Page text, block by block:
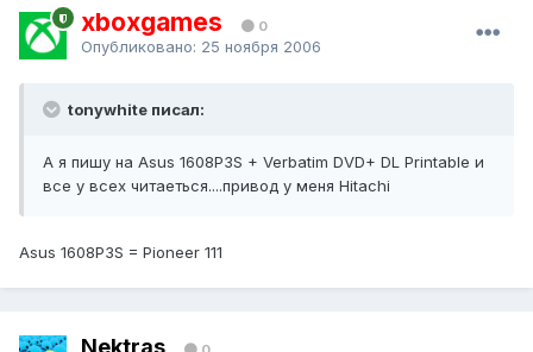
xboxgames 0
Опубликовано: 25 ноября 2006
tonywhite писал:
А я пишу на Asus 1608P3S + Verbatim DVD+ DL Printable и
все у всех читаеться....привод у меня Hitachi
Asus 1608P3S = Pioneer 111
Nektras